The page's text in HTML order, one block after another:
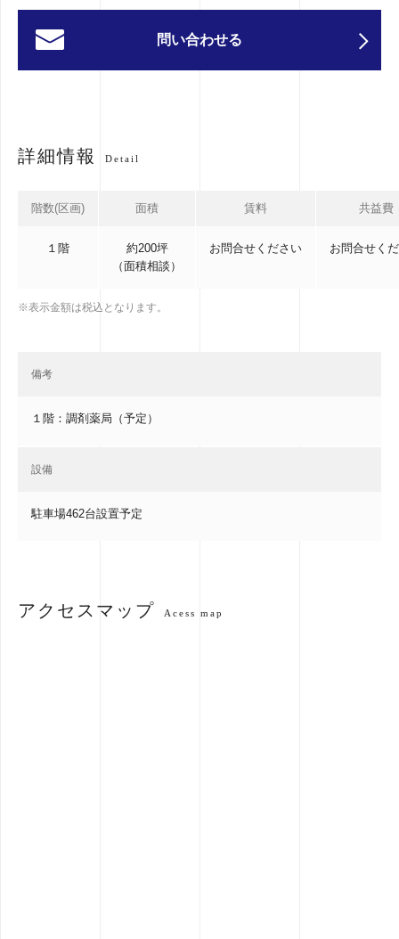
問い合わせる
詳細情報 Detail
階数(区画) 面積 賃料 共益費
１階
約200坪
（面積相談）
お問合せください お問合せく
※表示金額は税込となります。
備考
１階：調剤薬局（予定）
設備
駐車場462台設置予定
アクセスマップ Acess map